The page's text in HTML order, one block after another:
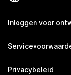
Inloggen voor
Privacybeleid